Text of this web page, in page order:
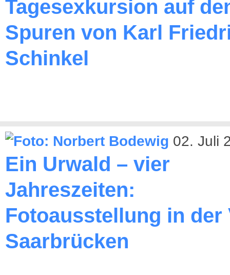
Tagesexkursion auf
Spuren von Karl
Schinkel
02. Juli
Ein Urwald – vier
Jahreszeiten:
Fotoausstellung in der
Saarbrücken